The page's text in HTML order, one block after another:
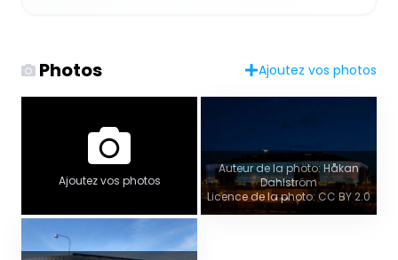
Photos Ajoutez vos photos
Ajoutez vos photos
Auteur de la photo: Håkan
Dahlström
Licence de la photo: CC BY 2.0